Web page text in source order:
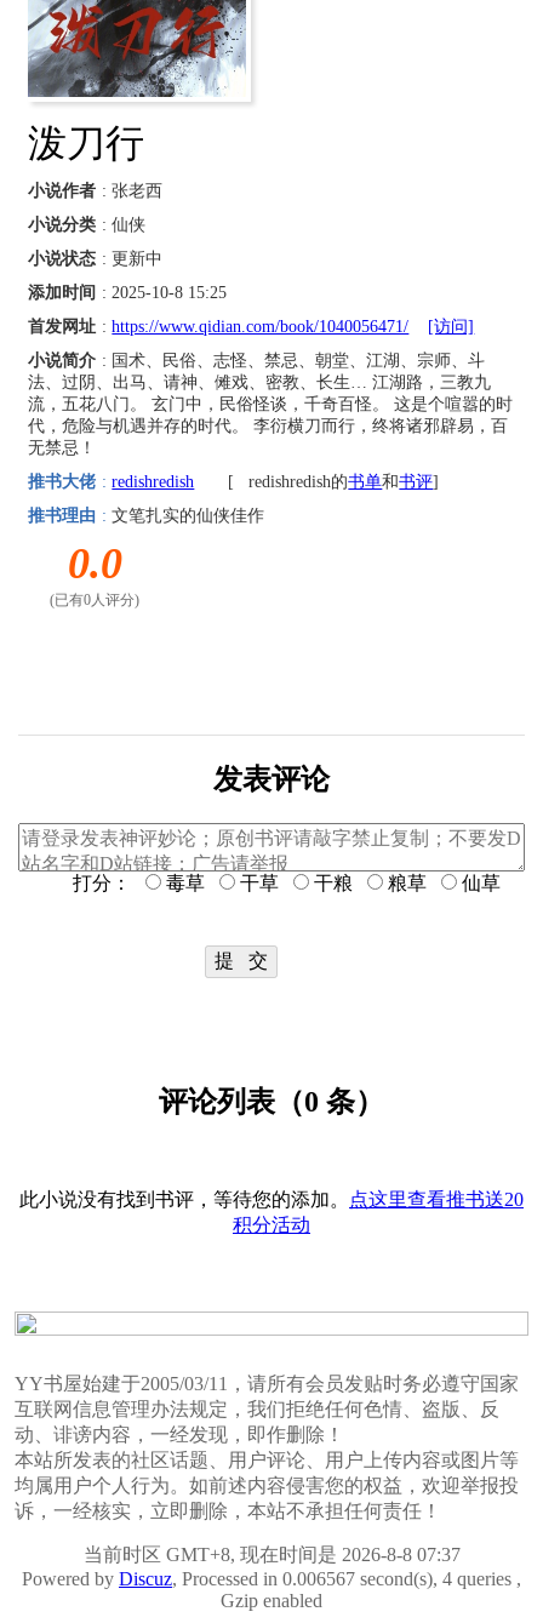
泼刀行
小说作者 : 张老西
小说分类 : 仙侠
小说状态 : 更新中
添加时间 : 2025-10-8 15:25
首发网址 :https://www.qidian.com/book/1040056471/
[访问]
小说简介 : 国术、民俗、志怪、禁忌、朝堂、江湖、宗师、斗
法、过阴、出马、请神、傩戏、密教、长生… 江湖路，三教九
流，五花八门。 玄门中，民俗怪谈，千奇百怪。 这是个喧嚣的时
代，危险与机遇并存的时代。 李衍横刀而行，终将诸邪辟易，百
无禁忌！
推书大佬 : redishredish [ redishredish的书单和书评]
推书理由 : 文笔扎实的仙侠佳作
0.0
(已有0人评分)
发表评论
打分： 毒草 干草 干粮 粮草 仙草
评论列表（0 条）
此小说没有找到书评，等待您的添加。
点这里查看推书送20
积分活动
YY书屋始建于2005/03/11，请所有会员发贴时务必遵守国家
互联网信息管理办法规定，我们拒绝任何色情、盗版、反
动、诽谤内容，一经发现，即作删除！
本站所发表的社区话题、用户评论、用户上传内容或图片等
均属用户个人行为。如前述内容侵害您的权益，欢迎举报投
诉，一经核实，立即删除，本站不承担任何责任！
当前时区 GMT+8, 现在时间是 2026-8-8 07:37
Powered by Discuz, Processed in 0.006567 second(s), 4 queries ,
Gzip enabled